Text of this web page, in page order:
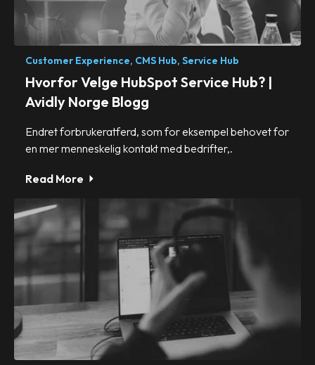
Customer Experience, CMS Hub, Service Hub
Hvorfor Velge HubSpot Service Hub? |
Avidly Norge Blogg
Endret forbrukeratferd, som for eksempel behovet for
en mer menneskelig kontakt med bedrifter,.
Read More